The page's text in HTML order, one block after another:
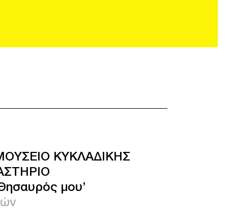
ΚΥΚΛΑΔΙΚΗΣ
μου’